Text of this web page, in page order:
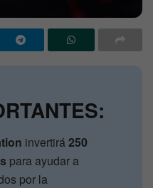
invertirá250
para ayudar a
por la